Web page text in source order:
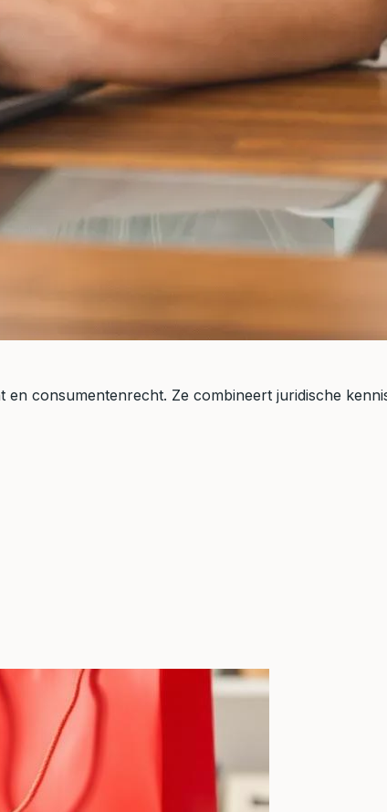
consumentenrecht. Ze combineert juridische